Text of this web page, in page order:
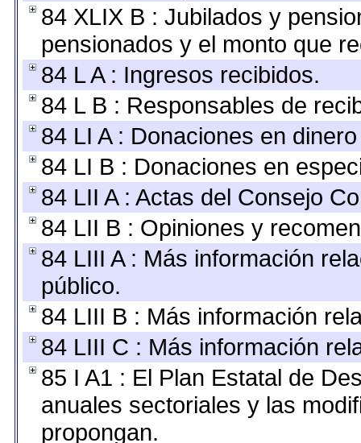
84 XLIX B : Jubilados y
pensionados y el monto que
84 L A : Ingresos recibidos.
84 L B : Responsables de
84 LI A : Donaciones en
84 LI B : Donaciones en
84 LII A : Actas del Consejo
84 LII B : Opiniones y
84 LIII A : Más información
público.
84 LIII B : Más información
84 LIII C : Más información
85 I A1 : El Plan Estatal de
anuales sectoriales y las
propongan.